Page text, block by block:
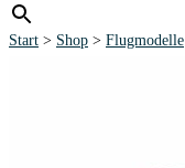
Start > Shop > Flugmodelle